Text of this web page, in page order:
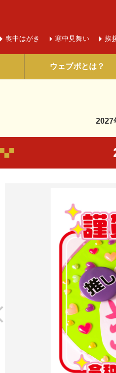
喪中はがき 寒中 見舞い 挨
ウェブポとは？
2027